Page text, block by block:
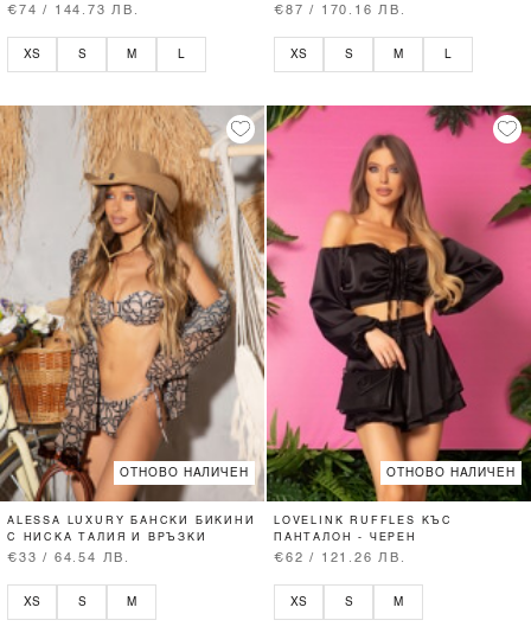
€74 / 144.73 ЛВ.
XS S M
€87 / 170.16 ЛВ.
XS S M
ОТНОВО НАЛИЧЕН
ALESSA LUXURY БАНСКИ БИКИНИ
С НИСКА ТАЛИЯ И ВРЪЗКИ
€33 / 64.54 ЛВ.
XS S M
ОТНОВО НАЛИЧЕН
LOVELINK RUFFLES КЪС
ПАНТАЛОН - ЧЕРЕН
€62 / 121.26 ЛВ.
XS S M